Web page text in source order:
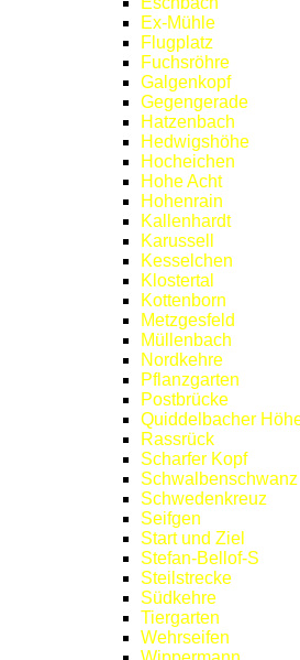
Ex-Mühle
Flugplatz
Fuchsröhre
Galgenkopf
Gegengerade
Hatzenbach
Hedwigshöhe
Hocheichen
Hohe Acht
Hohenrain
Kallenhardt
Karussell
Kesselchen
Klostertal
Kottenborn
Metzgesfeld
Müllenbach
Nordkehre
Pflanzgarten
Postbrücke
Quiddelbacher
Rassrück
Scharfer Kopf
Schwalbenschwanz
Schwedenkreuz
Seifgen
Start und Ziel
Stefan-Bellof-S
Steilstrecke
Südkehre
Tiergarten
Wehrseifen